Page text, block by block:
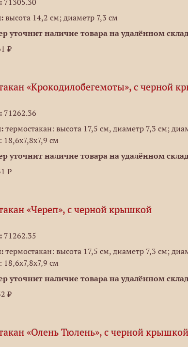
71305.30
высота 14,2 см; диаметр 7,3 см
уточнит наличие товара на удалённом
₽
«Крокодилобегемоты», с черной
71262.36
термостакан: высота 17,5 см, диаметр 7,3 см;
18,6х7,8х7,9 см
уточнит наличие товара на удалённом
₽
«Череп», с черной крышкой
71262.35
термостакан: высота 17,5 см, диаметр 7,3 см;
18,6х7,8х7,9 см
уточнит наличие товара на удалённом
₽
«Олень Тюлень», с черной крышкой